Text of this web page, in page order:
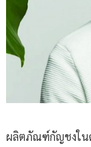
ผลิตภัณฑ์กัญชงใน